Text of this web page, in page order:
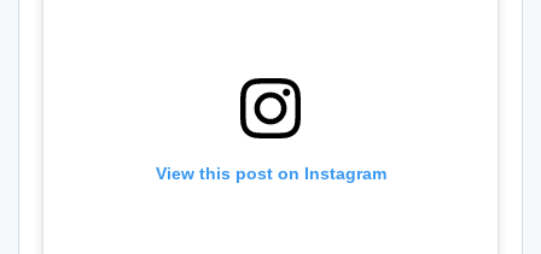
View this post on Instagram